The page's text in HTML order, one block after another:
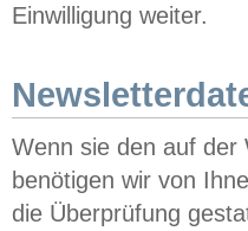
Einwilligung weiter.
Wenn sie den auf der
benötigen wir von
die Überprüfung